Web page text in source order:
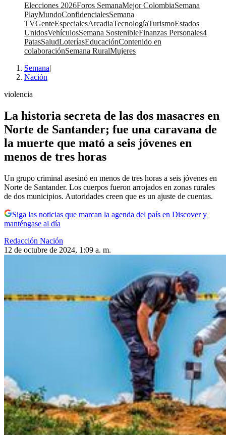
Elecciones 2026Foros SemanaMejor ColombiaSemana
PlayMundoConfidencialesSemana
TVGenteEspecialesArcadiaTecnologíaTurismoEstados
UnidosVehículosSemana SostenibleFinanzas Personales4
PatasSaludLoteríasEducaciónContenido en
colaboraciónSemana RuralMujeres
Semana|
Nación
violencia
La historia secreta de las dos masacres en
Norte de Santander; fue una caravana de
la muerte que mató a seis jóvenes en
menos de tres horas
Un grupo criminal asesinó en menos de tres horas a seis jóvenes en
Norte de Santander. Los cuerpos fueron arrojados en zonas rurales
de dos municipios. Autoridades creen que es un ajuste de cuentas.
Siga las noticias que marcan la agenda del país en Discover y
manténgase al día
Redacción Nación
12 de octubre de 2024, 1:09 a. m.